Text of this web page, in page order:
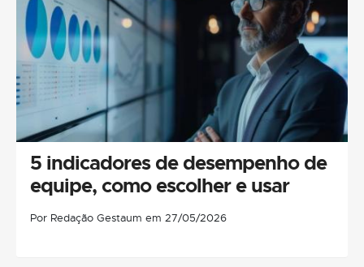
5 indicadores de desempenho de
equipe, como escolher e usar
Por Redação Gestaum em 27/05/2026